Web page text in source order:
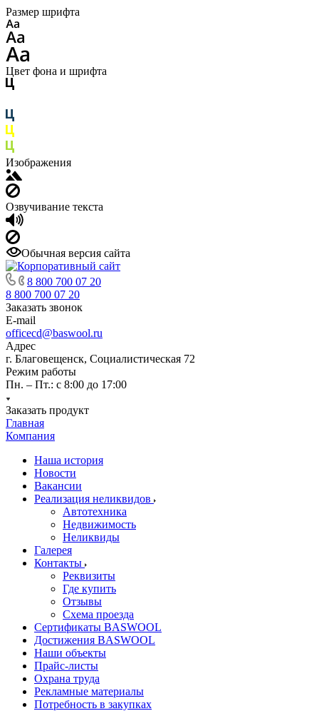
Размер шрифта
Цвет фона и шрифта
Изображения
Озвучивание текста
Обычная версия сайта
8 800 700 07 20
8 800 700 07 20
Заказать звонок
E-mail
officecd@baswool.ru
Адрес
г. Благовещенск, Социалистическая 72
Режим работы
Пн. – Пт.: с 8:00 до 17:00
Заказать продукт
Главная
Компания
Наша история
Новости
Вакансии
Реализация неликвидов
Автотехника
Недвижимость
Неликвиды
Галерея
Контакты
Реквизиты
Где купить
Отзывы
Схема проезда
Сертификаты BASWOOL
Достижения BASWOOL
Наши объекты
Прайс-листы
Охрана труда
Рекламные материалы
Потребность в закупках